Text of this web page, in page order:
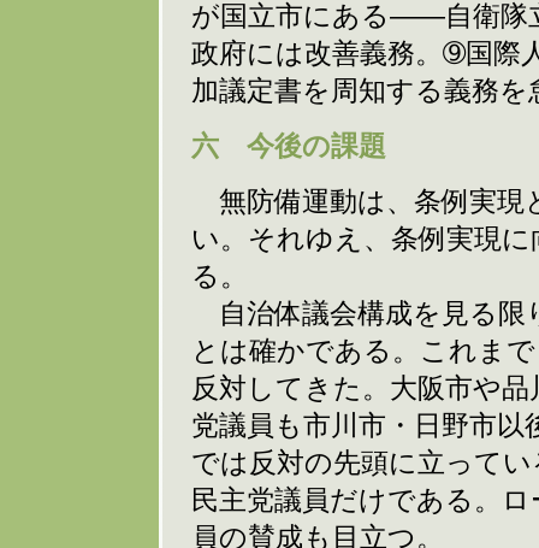
が国立市にある――自衛隊
政府には改善義務。➈国
加議定書を周知する義務
六 今後の課題
無防備運動は、条例実現
い。それゆえ、条例実現
る。
自治体議会構成を見る限
とは確かである。これま
反対してきた。大阪市や
党議員も市川市・日野市
では反対の先頭に立って
民主党議員だけである。
員の賛成も目立つ。